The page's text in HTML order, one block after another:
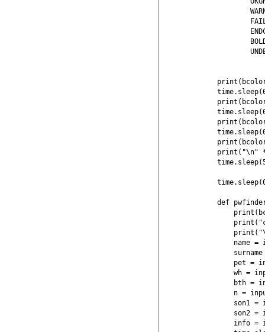
print("\n"
def
name =
pet =
wh =
bth =
n =
son1 =
son2 =
info =